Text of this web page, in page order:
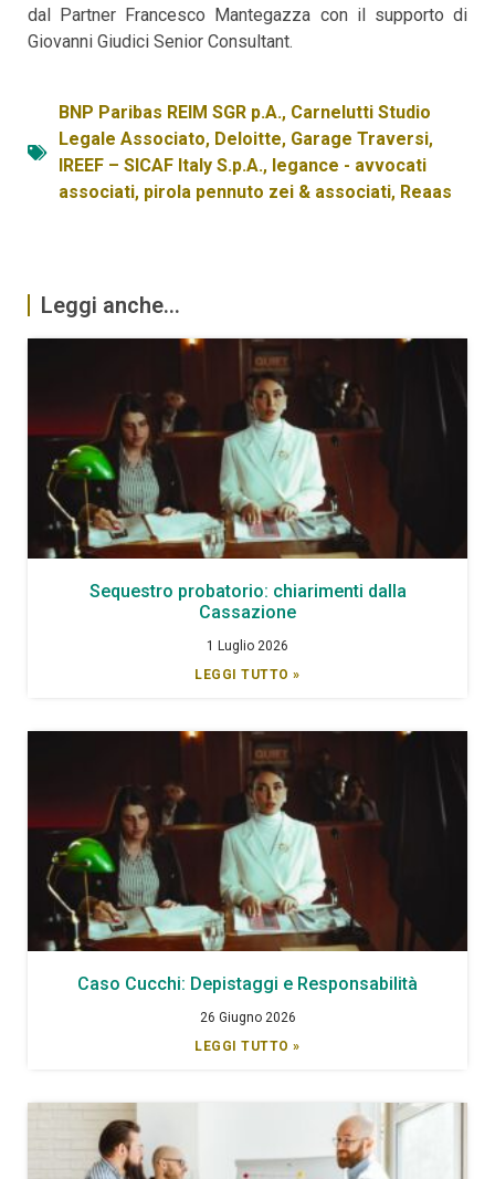
dal Partner Francesco Mantegazza con il supporto di
Giovanni Giudici Senior Consultant.
BNP Paribas REIM SGR p.A., Carnelutti Studio
Legale Associato, Deloitte, Garage Traversi,
IREEF – SICAF Italy S.p.A., legance - avvocati
associati, pirola pennuto zei & associati, Reaas
Leggi anche...
Sequestro probatorio: chiarimenti dalla
Cassazione
1 Luglio 2026
LEGGI TUTTO »
Caso Cucchi: Depistaggi e Responsabilità
26 Giugno 2026
LEGGI TUTTO »